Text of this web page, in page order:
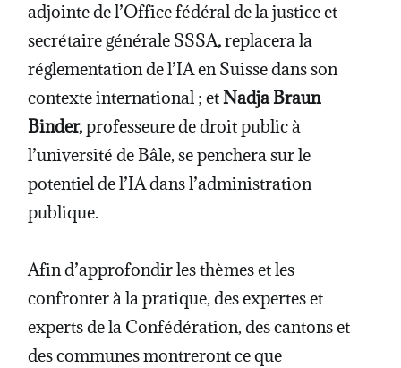
adjointe de l’Office fédéral de la justice et
secrétaire générale SSSA,replacera la
réglementation de l’IA en Suisse dans son
contexte international ; etNadja Braun
Binder,professeure de droit public à
l’université de Bâle, se penchera sur le
potentiel de l’IA dans l’administration
publique.
Afin d’approfondir les thèmes et les
confronter à la pratique, des expertes et
experts de la Confédération, des cantons et
des communes montreront ce que